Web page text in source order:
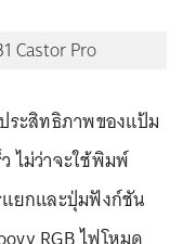
Castor Pro
ระสิทธิภาพของแป้ม
ไม่ว่าจะใช้พิมพ์
แยกและปุ่มฟังก์ชัน